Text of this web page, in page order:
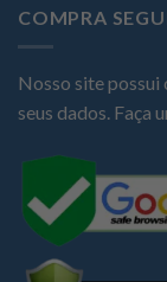
COMPRA
Nosso site possui
seus dados. Faça